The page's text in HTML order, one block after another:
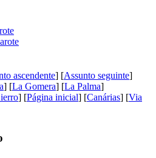
ascendente] [Assunto seguinte]
] [La Gomera] [La Palma]
] [Página inicial] [Canárias] [Via